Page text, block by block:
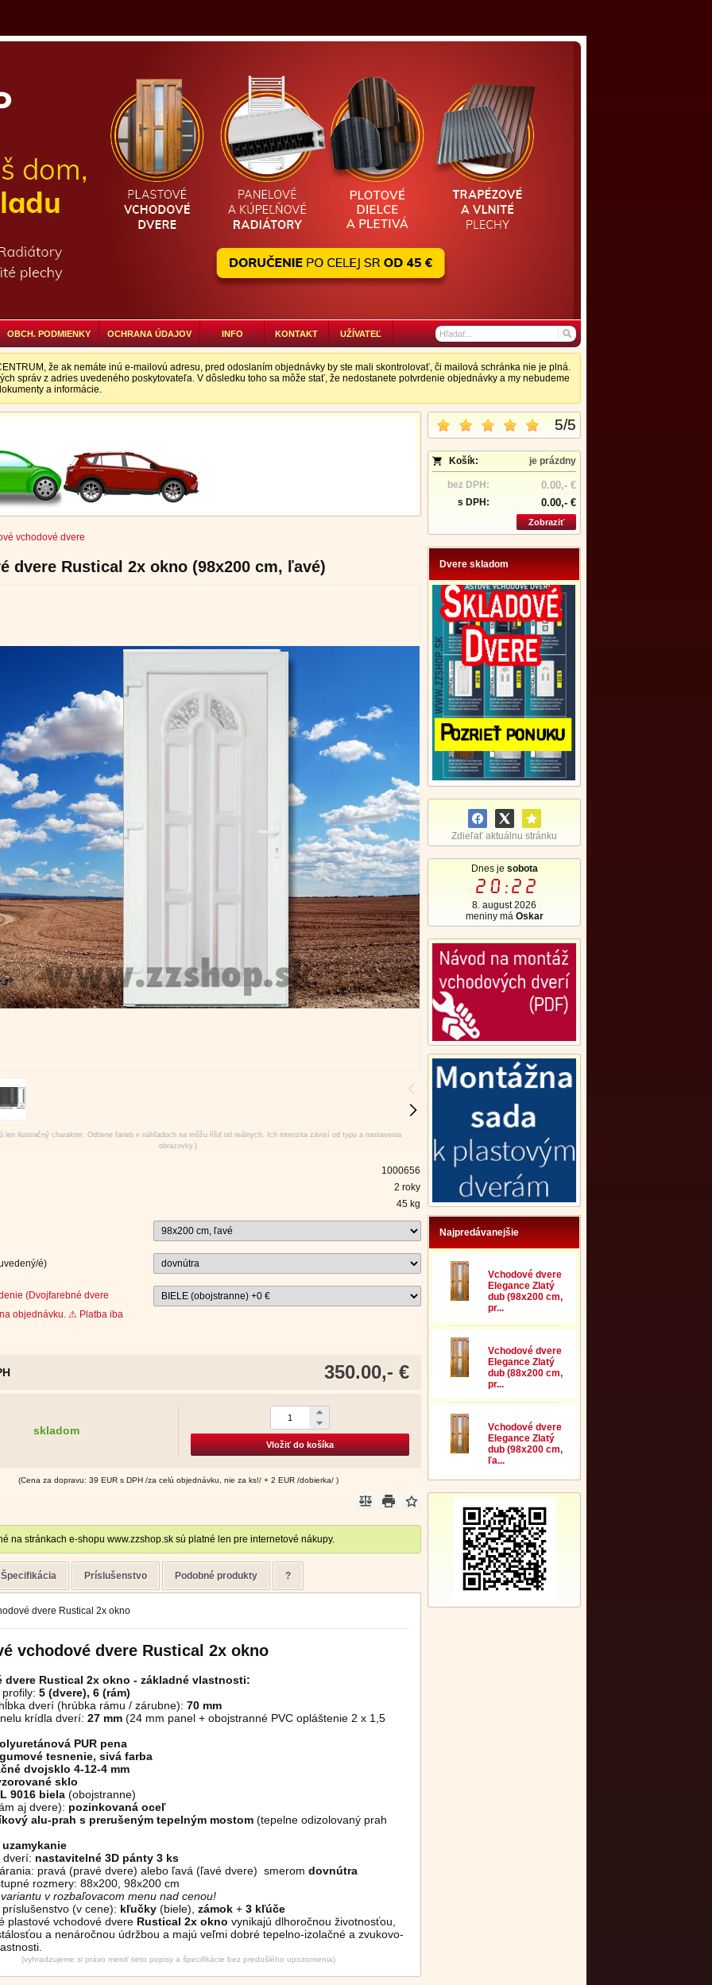
OBCH. PODMIENKY OCHRANA ÚDAJOV INFO KONTAKT UŽÍVATEĽ
že ak nemáte inú e-mailovú adresu, pred odoslaním objednávky by ste mali skontrolovať, či mailová schránka nie je plná.
správ z adries uvedeného poskytovateľa. V dôsledku toho sa môže stať, že nedostanete potvrdenie objednávky a my nebudeme
a informácie.
5/5
Košík: je prázdny
bez DPH: 0.00,- €
s DPH: 0.00,- €
Zobraziť
Dvere skladom
Zdieľať aktuálnu stránku
Dnes je sobota
20:22
8. august 2026
meniny má Oskar
Najpredávanejšie
Vchodové dvere
Elegance Zlatý
dub (98x200 cm,
pr...
Vchodové dvere
Elegance Zlatý
dub (88x200 cm,
pr...
Vchodové dvere
Elegance Zlatý
dub (98x200 cm,
ľa...
vchodové dvere
dvere Rustical 2x okno (98x200 cm, ľavé)
len ilustračný charakter. Odtiene farieb v náhľadoch sa môžu líšiť od reálnych. Ich intenzita závisí od typu a nastavenia
obrazovky.)
1000656
2 roky
45 kg
é)
(Dvojfarebné dvere
objednávku. ⚠ Platba iba
350.00,- €
skladom
Vložiť do košíka
(Cena za dopravu: 39 EUR s DPH /za celú objednávku, nie za ks!/ + 2 EUR /dobierka/ )
na stránkach e-shopu www.zzshop.sk sú platné len pre internetové nákupy.
Špecifikácia Príslušenstvo Podobné produkty ?
dvere Rustical 2x okno
vchodové dvere Rustical 2x okno
dvere Rustical 2x okno - základné vlastnosti:
5 (dvere), 6 (rám)
dverí (hrúbka rámu / zárubne): 70 mm
krídla dverí: 27 mm(24 mm panel + obojstranné PVC opláštenie 2 x 1,5
PUR pena
tesnenie, sivá farba
dvojsklo 4-12-4 mm
sklo
9016 biela(obojstranne)
aj dvere): pozinkovaná oceľ
alu-prah s prerušeným tepelným mostom(tepelne odizolovaný prah
dverí: nastavitelné 3D pánty 3 ks
pravá (pravé dvere) alebo ľavá (ľavé dvere) smerom dovnútra
rozmery: 88x200, 98x200 cm
v rozbaľovacom menu nad cenou!
(v cene): kľučky(biele), zámok+ 3 kľúče
plastové vchodové dvere Rustical 2x okno vynikajú dlhoročnou životnosťou,
a nenáročnou údržbou a majú veľmi dobré tepelno-izolačné a zvukovo-
(vyhradzujeme si právo meniť tieto popisy a špecifikácie bez predošlého upozornenia)